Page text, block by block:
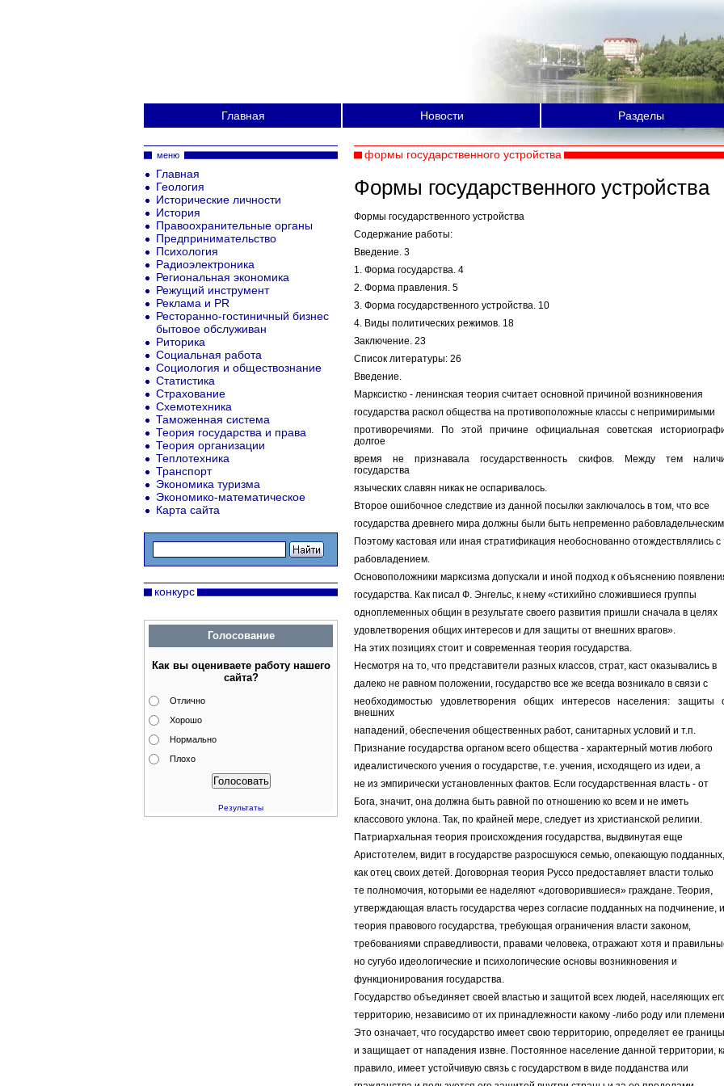
Главная Новости Разделы
формы государственного устройства
Формы государственного устройства
Формы государственного устройства
Содержание работы:
Введение. 3
1. Форма государства. 4
2. Форма правления. 5
3. Форма государственного устройства. 10
4. Виды политических режимов. 18
Заключение. 23
Список литературы: 26
Введение.
Марксистко - ленинская теория считает основной причиной возникновения
государства раскол общества на противоположные классы с непримиримыми
противоречиями. По этой причине официальная советская
долгое
время не признавала государственность скифов. Между тем
государства
языческих славян никак не оспаривалось.
Второе ошибочное следствие из данной посылки заключалось в том, что все
государства древнего мира должны были быть непременно
Поэтому кастовая или иная стратификация необоснованно отождествлялись с
рабовладением.
Основоположники марксизма допускали и иной подход к объяснению
государства. Как писал Ф. Энгельс, к нему «стихийно сложившиеся группы
одноплеменных общин в результате своего развития пришли сначала в целях
удовлетворения общих интересов и для защиты от внешних врагов».
На этих позициях стоит и современная теория государства.
Несмотря на то, что представители разных классов, страт, каст оказывались в
далеко не равном положении, государство все же всегда возникало в связи с
необходимостью удовлетворения общих интересов населения: защиты
внешних
нападений, обеспечения общественных работ, санитарных условий и т.п.
Признание государства органом всего общества - характерный мотив любого
идеалистического учения о государстве, т.е. учения, исходящего из идеи, а
не из эмпирически установленных фактов. Если государственная власть - от
Бога, значит, она должна быть равной по отношению ко всем и не иметь
классового уклона. Так, по крайней мере, следует из христианской религии.
Патриархальная теория происхождения государства, выдвинутая еще
Аристотелем, видит в государстве разросшуюся семью, опекающую подданных,
как отец своих детей. Договорная теория Руссо предоставляет власти только
те полномочия, которыми ее наделяют «договорившиеся» граждане. Теория,
утверждающая власть государства через согласие подданных на подчинение, и
теория правового государства, требующая ограничения власти законом,
требованиями справедливости, правами человека, отражают хотя и
но сугубо идеологические и психологические основы возникновения и
функционирования государства.
Государство объединяет своей властью и защитой всех людей, населяющих
территорию, независимо от их принадлежности какому -либо роду или
Это означает, что государство имеет свою территорию, определяет ее границы
и защищает от нападения извне. Постоянное население данной территории,
правило, имеет устойчивую связь с государством в виде подданства или
меню
Главная
Геология
Исторические личности
История
Правоохранительные органы
Предпринимательство
Психология
Радиоэлектроника
Региональная экономика
Режущий инструмент
Реклама и PR
Ресторанно-гостиничный бизнес
бытовое обслуживан
Риторика
Социальная работа
Социология и обществознание
Статистика
Страхование
Схемотехника
Таможенная система
Теория государства и права
Теория организации
Теплотехника
Транспорт
Экономика туризма
Экономико-математическое
Карта сайта
конкурс
Голосование
Как вы оцениваете работу нашего
сайта?
Отлично
Хорошо
Нормально
Плохо
Результаты